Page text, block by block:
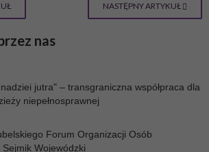
NASTĘPNY ARTYKUŁ
nas
jutra" – transgraniczna współpraca dla
niepełnosprawnej
Forum Organizacji Osób
Sejmik Wojewódzki